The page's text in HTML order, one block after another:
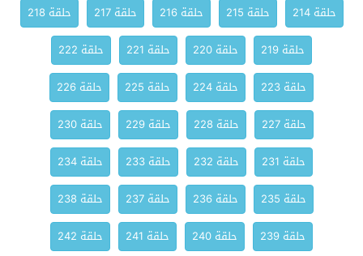
حلقة 214
حلقة 215 حلقة 216 حلقة 217
حلقة 218
حلقة 219
حلقة 220 حلقة 221
حلقة 222
حلقة 223
حلقة 224 حلقة 225
حلقة 226
حلقة 227
حلقة 228 حلقة 229
حلقة 230
حلقة 231
حلقة 232 حلقة 233
حلقة 234
حلقة 235
حلقة 236 حلقة 237
حلقة 238
حلقة 239
حلقة 240 حلقة 241
حلقة 242